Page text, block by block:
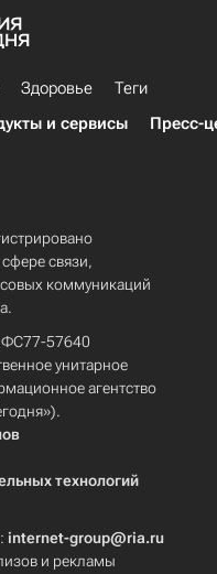
Здоровье
Теги
и сервисы Пресс-
связи,
коммуникаций
ФС77-57640
унитарное
агентство
технологий
internet-group@ria.ru
и рекламы